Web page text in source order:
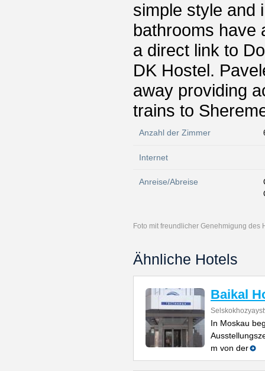
simple style and
bathrooms have
a direct link to
DK Hostel.
away providing
trains to
Anzahl der Zimmer
Internet
Anreise/Abreise
Foto mit freundlicher Genehmigung des
Ähnliche Hotels
Baikal
In Moskau
m von der